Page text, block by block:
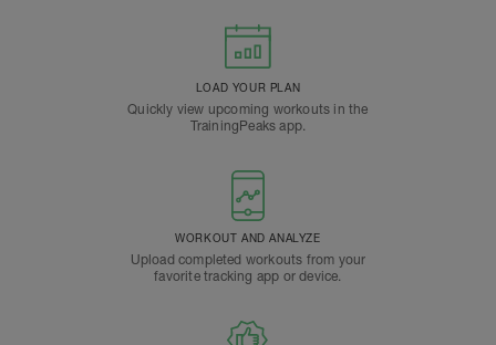
LOAD YOUR PLAN
Quickly view upcoming workouts in the
TrainingPeaks app.
WORKOUT AND ANALYZE
Upload completed workouts from your
favorite tracking app or device.